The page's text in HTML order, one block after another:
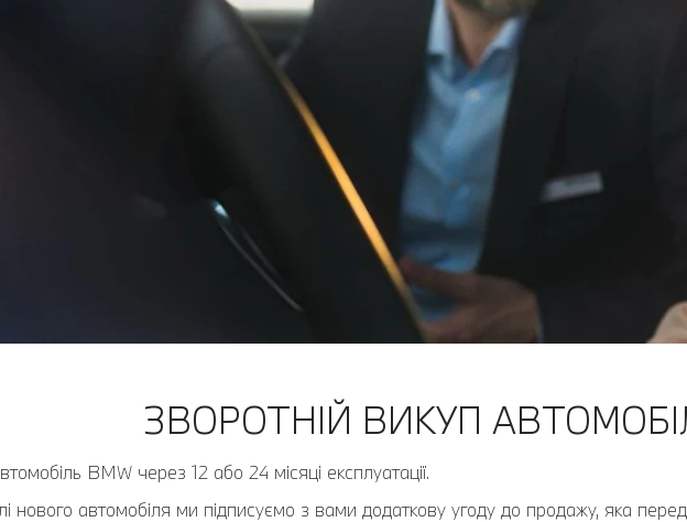
ЗВОРОТНІЙ ВИКУП
BMW через 12 або 24 місяці експлуатації.
нового автомобіля ми підписуємо з вами додаткову угоду до продажу, яка